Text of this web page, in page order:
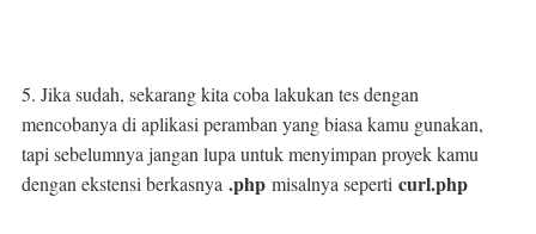
5. Jika sudah, sekarang kita coba lakukan tes dengan
mencobanya di aplikasi peramban yang biasa kamu gunakan,
tapi sebelumnya jangan lupa untuk menyimpan proyek kamu
dengan ekstensi berkasnya .php misalnya seperti curl.php